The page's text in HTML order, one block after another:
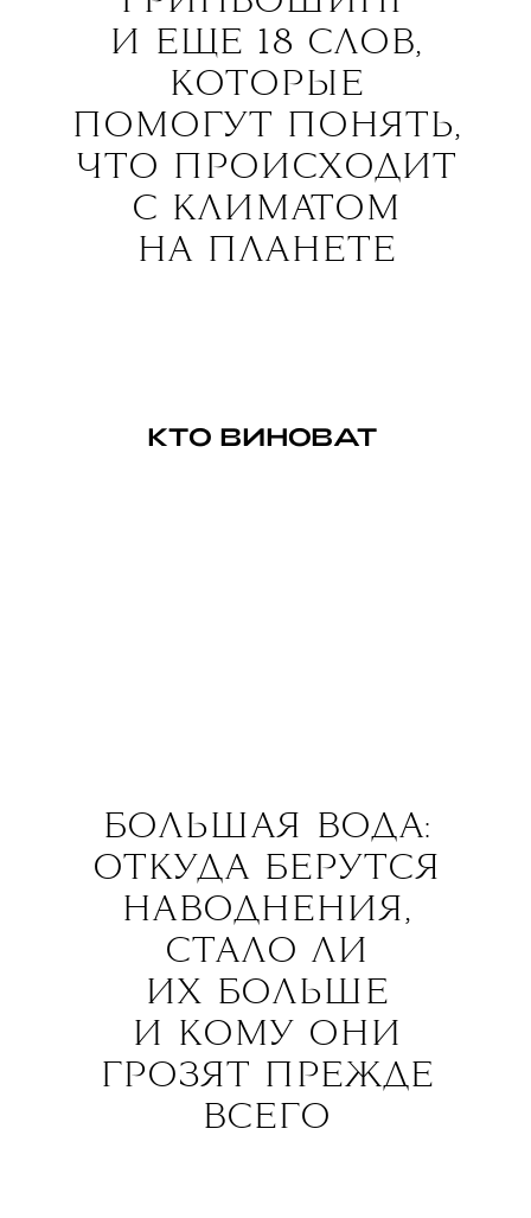
И ЕЩЕ 18 СЛОВ,
КОТОРЫЕ
ПОМОГУТ ПОНЯТЬ,
ЧТО ПРОИСХОДИТ
С КЛИМАТОМ
НА ПЛАНЕТЕ
КТО ВИНОВАТ
БОЛЬШАЯ ВОДА:
ОТКУДА БЕРУТСЯ
НАВОДНЕНИЯ,
СТАЛО ЛИ
ИХ БОЛЬШЕ
И КОМУ ОНИ
ГРОЗЯТ ПРЕЖДЕ
ВСЕГО